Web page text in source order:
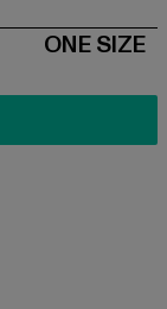
ONE SIZE